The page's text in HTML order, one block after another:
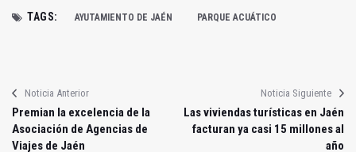
TAGS: AYUTAMIENTO DE JAÉN PARQUE ACUÁTICO
Noticia Anterior
Premian la excelencia de la
Asociación de Agencias de
Viajes de Jaén
Noticia Siguiente
Las viviendas turísticas en Jaén
facturan ya casi 15 millones al
año